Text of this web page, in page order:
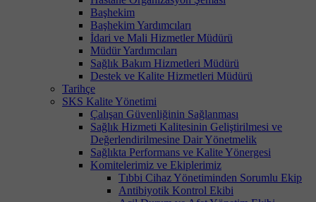
Başhekim
Başhekim Yardımcıları
İdari ve Mali Hizmetler Müdürü
Müdür Yardımcıları
Sağlık Bakım Hizmetleri Müdürü
Destek ve Kalite Hizmetleri Müdürü
Tarihçe
SKS Kalite Yönetimi
Çalışan Güvenliğinin Sağlanması
Sağlık Hizmeti Kalitesinin Geliştirilmesi ve
Değerlendirilmesine Dair Yönetmelik
Sağlıkta Performans ve Kalite Yönergesi
Komitelerimiz ve Ekiplerimiz
Tıbbi Cihaz Yönetiminden Sorumlu Ekip
Antibiyotik Kontrol Ekibi